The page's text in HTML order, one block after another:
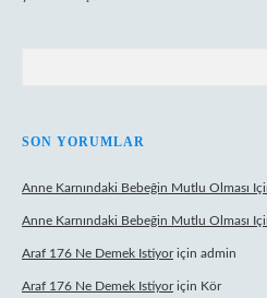
SON YORUMLAR
Anne Karnındaki Bebeğin Mutlu Olması
Anne Karnındaki Bebeğin Mutlu Olması
Araf 176 Ne Demek Istiyoriçin admin
Araf 176 Ne Demek Istiyoriçin Kör